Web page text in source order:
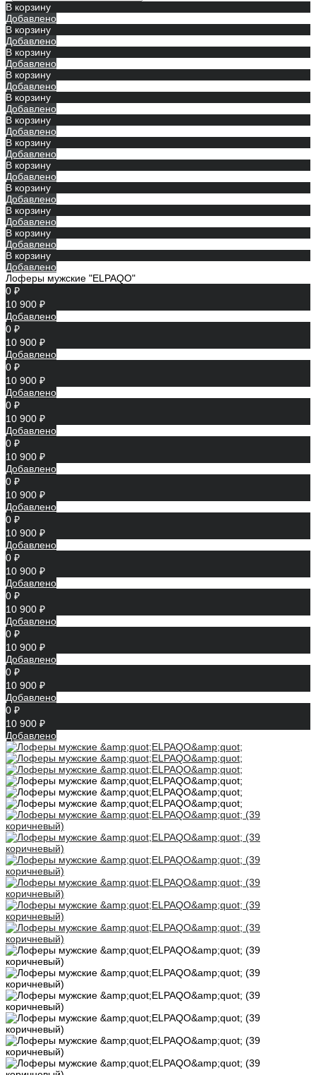
В корзину
Добавлено
В корзину
Добавлено
В корзину
Добавлено
В корзину
Добавлено
В корзину
Добавлено
В корзину
Добавлено
В корзину
Добавлено
В корзину
Добавлено
В корзину
Добавлено
В корзину
Добавлено
В корзину
Добавлено
В корзину
Добавлено
Лоферы мужские "ELPAQO"
0 ₽
10 900 ₽
Добавлено
0 ₽
10 900 ₽
Добавлено
0 ₽
10 900 ₽
Добавлено
0 ₽
10 900 ₽
Добавлено
0 ₽
10 900 ₽
Добавлено
0 ₽
10 900 ₽
Добавлено
0 ₽
10 900 ₽
Добавлено
0 ₽
10 900 ₽
Добавлено
0 ₽
10 900 ₽
Добавлено
0 ₽
10 900 ₽
Добавлено
0 ₽
10 900 ₽
Добавлено
0 ₽
10 900 ₽
Добавлено